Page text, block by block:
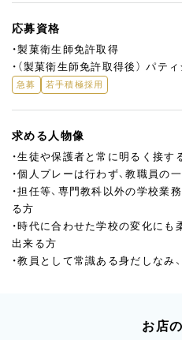
応募資格
・製菓衛生師免許取得
・（製菓衛生師免許取得後） パテ
急募 若手積極採用
求める人物像
・生徒や保護者と常に明るく接
・個人プレーは行わず、教職員の
・担任等、専門教科以外の学校業
る方
・時代に合わせた学校の変化に
出来る方
・教員として常識ある身だしなみ
お店